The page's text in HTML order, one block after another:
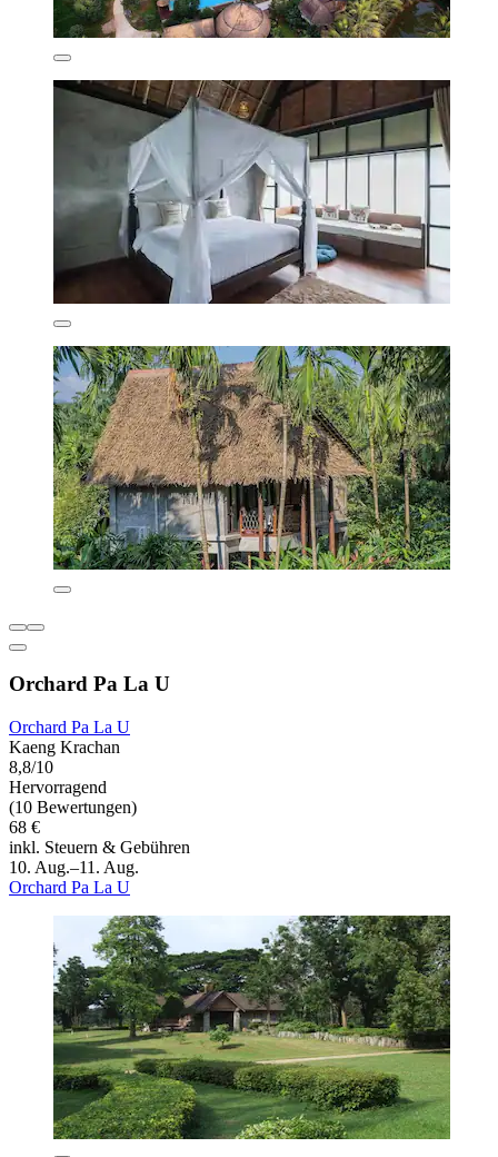
Orchard Pa La U
Orchard Pa La U
Kaeng Krachan
8,8/10
Hervorragend
(10 Bewertungen)
68 €
inkl. Steuern & Gebühren
10. Aug.–11. Aug.
Orchard Pa La U